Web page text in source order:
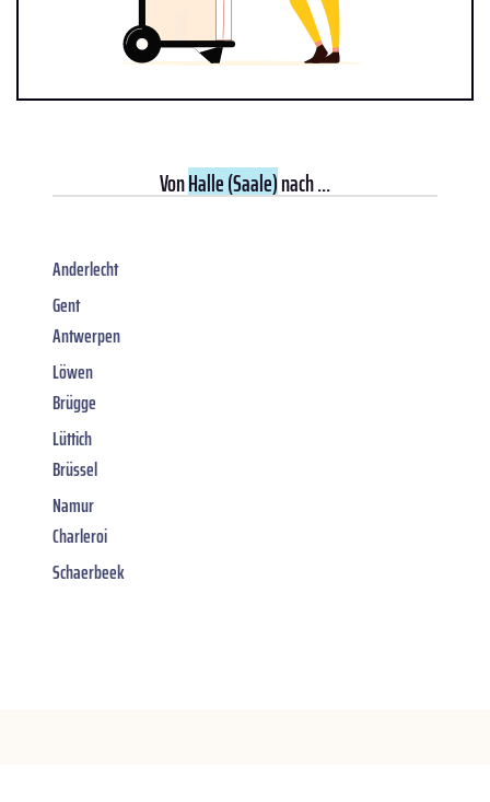
VonHalle (Saale)nach ...
Anderlecht
Gent
Antwerpen
Löwen
Brügge
Lüttich
Brüssel
Namur
Charleroi
Schaerbeek